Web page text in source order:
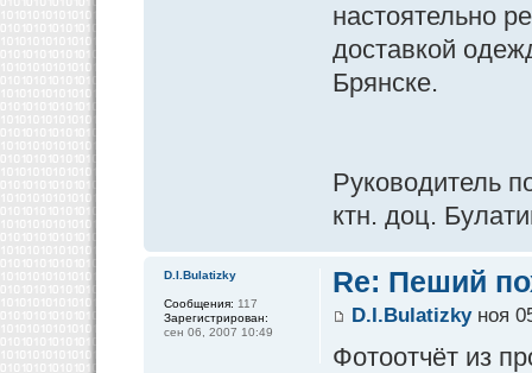
настоятельно
доставкой
Брянске.
Руководитель
ктн. доц.
Re: Пеший
D.I.Bulatizkyноя
Фотоотчёт из
D.I.Bulatizky
Сообщения: 117
Зарегистрирован:
сен 06, 2007 10:49